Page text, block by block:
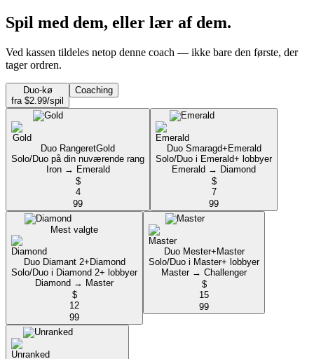
Spil med dem, eller lær af dem.
Ved kassen tildeles netop denne coach — ikke bare den første, der
tager ordren.
Duo-kø
fra $2.99/spil
Coaching
Duo RangeretGold
Solo/Duo på din nuværende rang
Iron → Emerald
$
4
99
Duo Smaragd+ Emerald
Solo/Duo i Emerald+ lobbyer
Emerald → Diamond
$
7
99
Mest valgte
Duo Diamant 2+ Diamond
Solo/Duo i Diamond 2+ lobbyer
Diamond → Master
$
12
99
Duo Mester+ Master
Solo/Duo i Master+ lobbyer
Master → Challenger
$
15
99